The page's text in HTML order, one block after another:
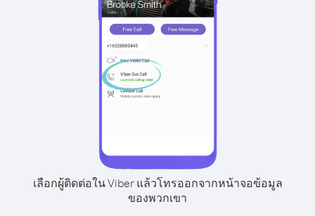
เลือกผู้ติดต่อใน Viber แล้วโทรออกจากหน้าจอข้อมูล
ของพวกเขา